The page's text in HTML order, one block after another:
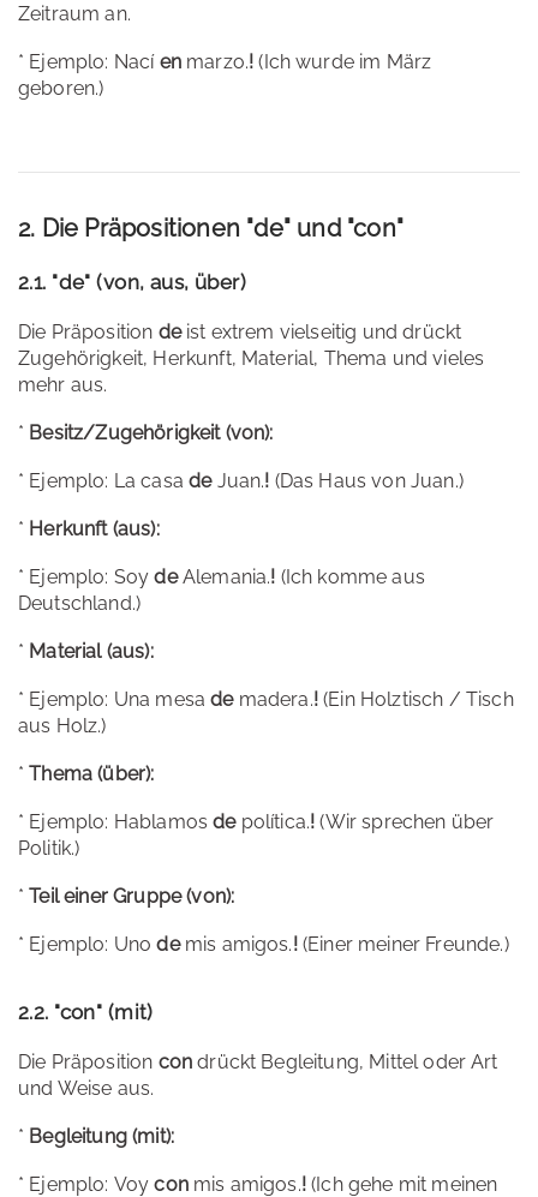
Zeitraum an.
* Ejemplo: Nací enmarzo.! (Ich wurde im März
geboren.)
2. Die Präpositionen "de" und "con"
2.1. "de" (von, aus, über)
Die Präposition deist extrem vielseitig und drückt
Zugehörigkeit, Herkunft, Material, Thema und vieles
mehr aus.
* Besitz/Zugehörigkeit (von):
* Ejemplo: La casadeJuan.! (Das Haus von Juan.)
* Herkunft (aus):
* Ejemplo: SoydeAlemania.! (Ich komme aus
Deutschland.)
* Material (aus):
* Ejemplo: Una mesademadera.!(Ein Holztisch / Tisch
aus Holz.)
*Thema (über):
* Ejemplo: Hablamosdepolítica.! (Wir sprechen über
Politik.)
*Teil einer Gruppe (von):
* Ejemplo: Unodemis amigos.!(Einer meiner Freunde.)
2.2. "con" (mit)
Die Präposition con drückt Begleitung, Mittel oder Art
und Weise aus.
* Begleitung (mit):
* Ejemplo: Voyconmis amigos.!(Ich gehe mit meinen